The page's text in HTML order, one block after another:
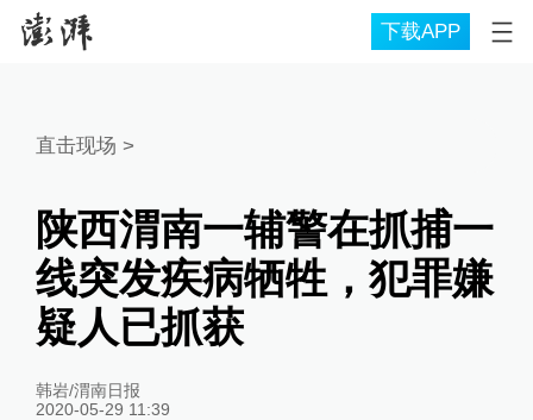
下载APP
直击现场 >
陕西渭南一辅警在抓捕一
线突发疾病牺牲，犯罪嫌
疑人已抓获
韩岩/渭南日报
2020-05-29 11:39